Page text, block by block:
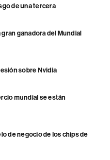
de una tercera
ganadora del Mundial
sobre Nvidia
mundial se están
de negocio de los chips de